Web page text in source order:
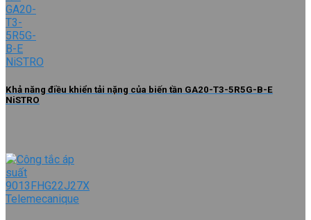
Khả năng điều khiển tải nặng của biến tần GA20-T3-5R5G-B-E
NiSTRO